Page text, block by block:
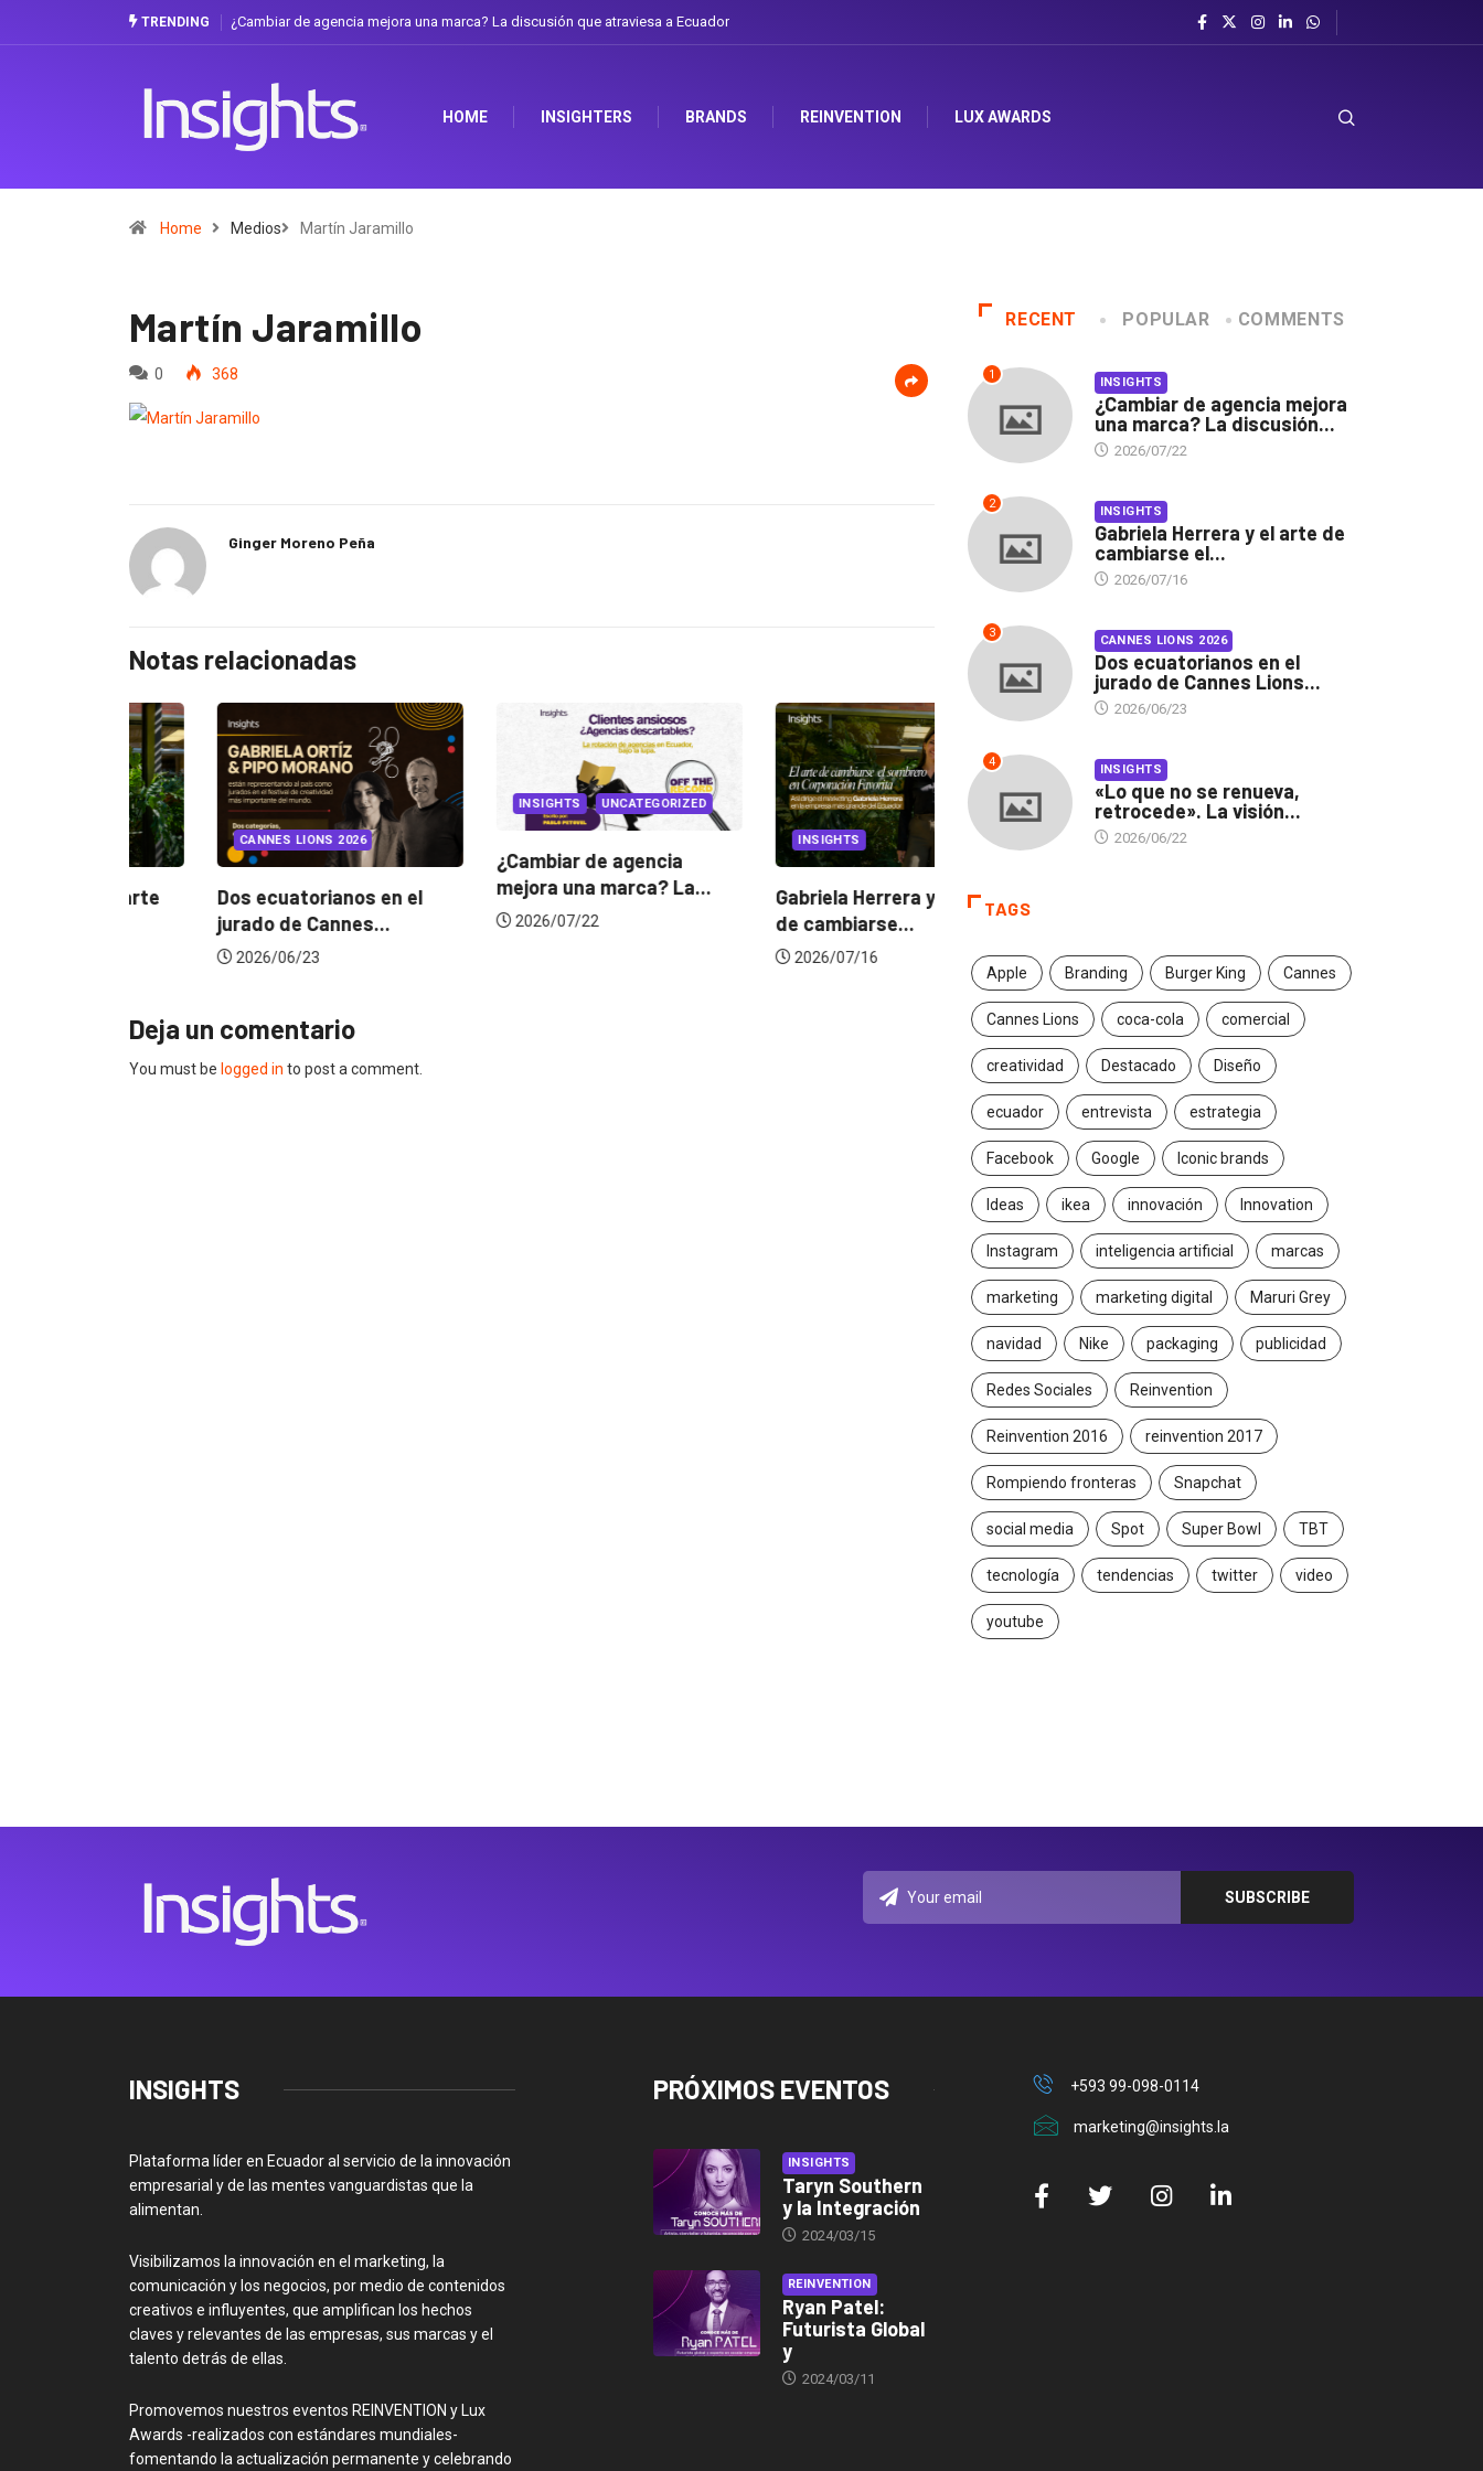
TRENDING ¿Cambiar de agencia mejora una marca? La discusión que atraviesa a Ecuador
HOME INSIGHTERS BRANDS REINVENTION LUX AWARDS
Home Medios Martín Jaramillo
Martín Jaramillo
0 368
Ginger Moreno Peña
Notas relacionadas
CANNES LIONS 2026
Dos ecuatorianos en el
jurado de Cannes...
2026/06/23
INSIGHTS UNCATEGORIZED
¿Cambiar de agencia
mejora una marca? La...
2026/07/22
Gabriela Herrera y el arte
de cambiarse...
2026/07/16
CANNES LIONS 2026
Dos ecuatorianos en el
jurado de Cannes...
2026/06/23
Deja un comentario
You must be logged in to post a comment.
RECENT POPULAR COMMENTS
1 INSIGHTS
¿Cambiar de agencia mejora
una marca? La discusión...
2026/07/22
2 INSIGHTS
Gabriela Herrera y el arte de
cambiarse el...
2026/07/16
3 CANNES LIONS 2026
Dos ecuatorianos en el
jurado de Cannes Lions...
2026/06/23
4 INSIGHTS
«Lo que no se renueva,
retrocede». La visión...
2026/06/22
TAGS
Apple Branding Burger King Cannes
Cannes Lions coca-cola comercial
creatividad Destacado Diseño
ecuador entrevista estrategia
Facebook Google Iconic brands
Ideas ikea innovación Innovation
Instagram inteligencia artificial marcas
marketing marketing digital Maruri Grey
navidad Nike packaging publicidad
Redes Sociales Reinvention
Reinvention 2016 reinvention 2017
Rompiendo fronteras Snapchat
social media Spot Super Bowl TBT
tecnología tendencias twitter video
youtube
INSIGHTS
Plataforma líder en Ecuador al servicio de la innovación
empresarial y de las mentes vanguardistas que la
alimentan.
Visibilizamos la innovación en el marketing, la
comunicación y los negocios, por medio de contenidos
creativos e influyentes, que amplifican los hechos
claves y relevantes de las empresas, sus marcas y el
talento detrás de ellas.
Promovemos nuestros eventos REINVENTION y Lux
Awards -realizados con estándares mundiales-
fomentando la actualización permanente y celebrando
PRÓXIMOS EVENTOS
INSIGHTS
Taryn Southern
y la Integración
2024/03/15
REINVENTION
Ryan Patel:
Futurista Global
y
2024/03/11
+593 99-098-0114
marketing@insights.la